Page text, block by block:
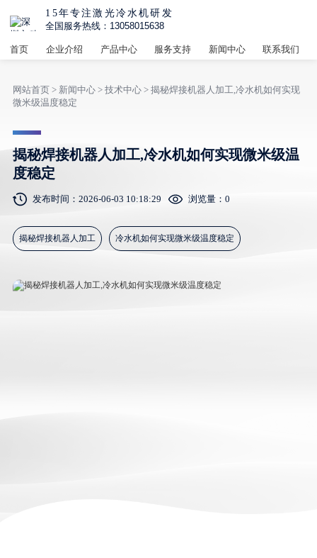
15年专注激光冷水机研发
全国服务热线：13058015638
首页 企业介绍 产品中心 服务支持 新闻中心 联系我们
网站首页> 新闻中心> 技术中心> 揭秘焊接机器人加工,冷水机如何实现
微米级温度稳定
揭秘焊接机器人加工,冷水机如何实现微米级温
度稳定
发布时间：2026-06-03 10:18:29 浏览量： 0
揭秘焊接机器人加工 冷水机如何实现微米级温度稳定